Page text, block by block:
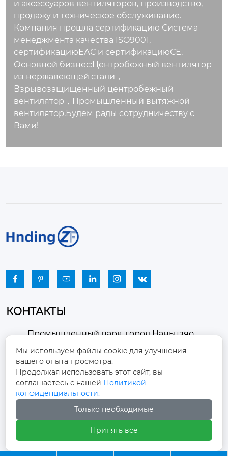
и аксессуаров вентиляторов, производство,
продажу и техническое обслуживание.
Компания прошла сертификацию Система
менеджмента качества ISO9001,
сертификациюЕАС и сертификациюСЕ.
Основной бизнес:Центробежный вентилятор
из нержавеющей стали，
Взрывозащищенный центробежный
вентилятор，Промышленный вытяжной
вентилятор.Будем рады сотрудничеству с
Вами!
     
КОНТАКТЫ

Промышленный парк, город Наньцзяо,
район Чжоуцунь, город Цзыбо, провинция
Шаньдун
 winston-xu@hengdingfan.com
+86-13806434669
 +86 13806434669
Мы используем файлы cookie для улучшения
вашего опыта просмотра.
Продолжая использовать этот сайт, вы
соглашаетесь с нашей Политикой
конфиденциальности.
Только необходимые
Принять все